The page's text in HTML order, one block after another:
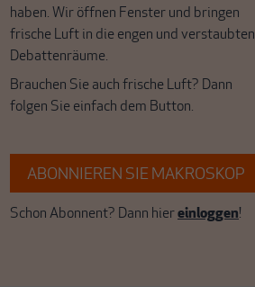
haben. Wir öffnen Fenster und bringen
frische Luft in die engen und verstaubten
Debattenräume.
Brauchen Sie auch frische Luft? Dann
folgen Sie einfach dem Button.
ABONNIEREN SIE MAKROSKOP
Schon Abonnent? Dann hiereinloggen!